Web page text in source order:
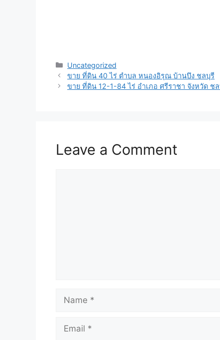
Uncategorized
ขาย ที่ดิน 40 ไร่ ตำบล หนองอิรุณ บ้านบึง ชลบุรี
ขาย ที่ดิน 12-1-84 ไร่ อำเภอ ศรีราชา จังหวัด ช
Leave a Comment